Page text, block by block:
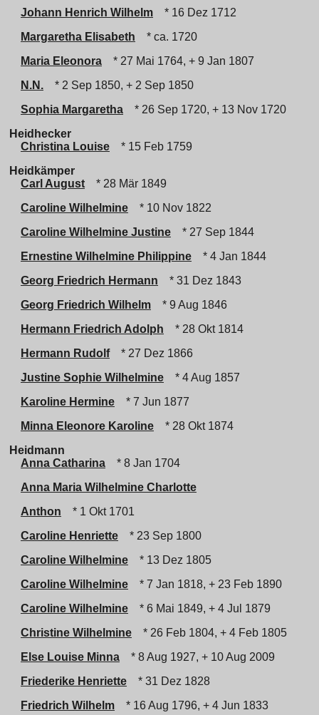
Johann Henrich Wilhelm
* 16 Dez 1712
Margaretha Elisabeth
* ca. 1720
Maria Eleonora
* 27 Mai 1764, + 9 Jan 1807
N.N.
* 2 Sep 1850, + 2 Sep 1850
Sophia Margaretha
* 26 Sep 1720, + 13 Nov 1720
Heidhecker
Christina Louise
* 15 Feb 1759
Heidkämper
Carl August
* 28 Mär 1849
Caroline Wilhelmine
* 10 Nov 1822
Caroline Wilhelmine Justine
* 27 Sep 1844
Ernestine Wilhelmine Philippine
* 4 Jan 1844
Georg Friedrich Hermann
* 31 Dez 1843
Georg Friedrich Wilhelm
* 9 Aug 1846
Hermann Friedrich Adolph
* 28 Okt 1814
Hermann Rudolf
* 27 Dez 1866
Justine Sophie Wilhelmine
* 4 Aug 1857
Karoline Hermine
* 7 Jun 1877
Minna Eleonore Karoline
* 28 Okt 1874
Heidmann
Anna Catharina
* 8 Jan 1704
Anna Maria Wilhelmine Charlotte
Anthon
* 1 Okt 1701
Caroline Henriette
* 23 Sep 1800
Caroline Wilhelmine
* 13 Dez 1805
Caroline Wilhelmine
* 7 Jan 1818, + 23 Feb 1890
Caroline Wilhelmine
* 6 Mai 1849, + 4 Jul 1879
Christine Wilhelmine
* 26 Feb 1804, + 4 Feb 1805
Else Louise Minna
* 8 Aug 1927, + 10 Aug 2009
Friederike Henriette
* 31 Dez 1828
Friedrich Wilhelm
* 16 Aug 1796, + 4 Jun 1833